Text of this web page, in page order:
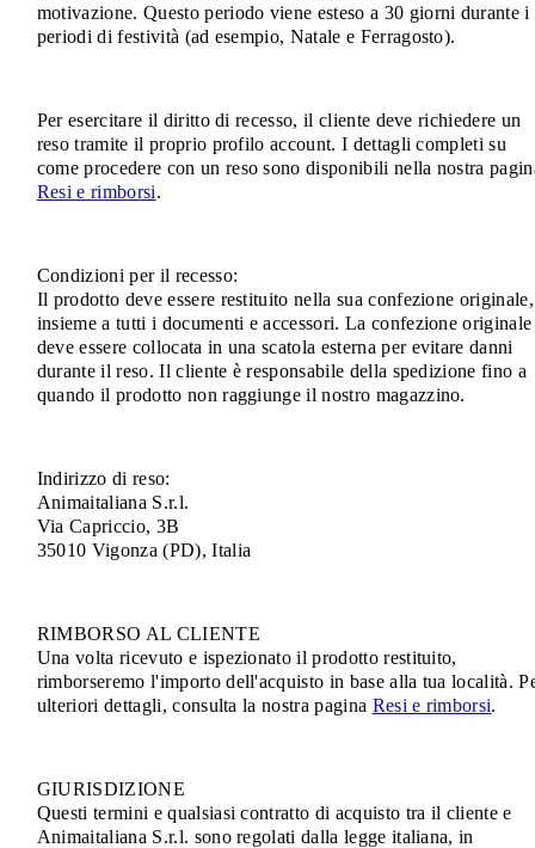
motivazione. Questo periodo viene esteso a 30 giorni durante i
periodi di festività (ad esempio, Natale e Ferragosto).
Per esercitare il diritto di recesso, il cliente deve richiedere un
reso tramite il proprio profilo account. I dettagli completi su
come procedere con un reso sono disponibili nella nostra
Resi e rimborsi.
Condizioni per il recesso:
Il prodotto deve essere restituito nella sua confezione originale,
insieme a tutti i documenti e accessori. La confezione originale
deve essere collocata in una scatola esterna per evitare danni
durante il reso. Il cliente è responsabile della spedizione fino a
quando il prodotto non raggiunge il nostro magazzino.
Indirizzo di reso:
Animaitaliana S.r.l.
Via Capriccio, 3B
35010 Vigonza (PD), Italia
RIMBORSO AL CLIENTE
Una volta ricevuto e ispezionato il prodotto restituito,
rimborseremo l'importo dell'acquisto in base alla tua località.
ulteriori dettagli, consulta la nostra pagina Resi e rimborsi.
GIURISDIZIONE
Questi termini e qualsiasi contratto di acquisto tra il cliente e
Animaitaliana S.r.l. sono regolati dalla legge italiana, in